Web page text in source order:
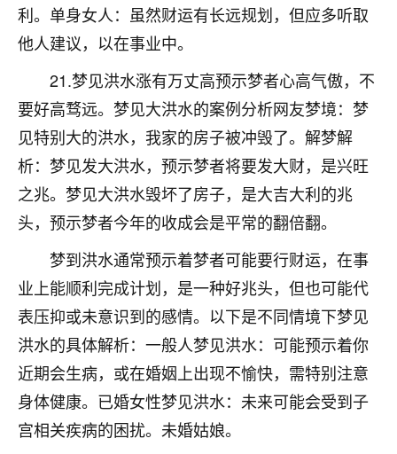
利。单身女人：虽然财运有长远规划，但应多听取
他人建议，以在事业中。
21.梦见洪水涨有万丈高预示梦者心高气傲，不
要好高骛远。梦见大洪水的案例分析网友梦境：梦
见特别大的洪水，我家的房子被冲毁了。解梦解
析：梦见发大洪水，预示梦者将要发大财，是兴旺
之兆。梦见大洪水毁坏了房子，是大吉大利的兆
头，预示梦者今年的收成会是平常的翻倍翻。
梦到洪水通常预示着梦者可能要行财运，在事
业上能顺利完成计划，是一种好兆头，但也可能代
表压抑或未意识到的感情。以下是不同情境下梦见
洪水的具体解析：一般人梦见洪水：可能预示着你
近期会生病，或在婚姻上出现不愉快，需特别注意
身体健康。已婚女性梦见洪水：未来可能会受到子
宫相关疾病的困扰。未婚姑娘。
1天前 来自四川 9
我也想找老师看看，有没有人给个联系方式的啊？
鹿森：慧来老师微信：gjsy0624
1天前 来自江西 12
青春168
2天前 来自山西 15
Jessica李
老师做不做超度法事？我想给我奶奶做超度，她今年
刚去世了。
七零老顽童：我母亲前年离世，刚开始我经常
做梦梦见她，后来也是朋友介绍，找到慧来老
师，安排了超度法事，做梦再也没有梦到过